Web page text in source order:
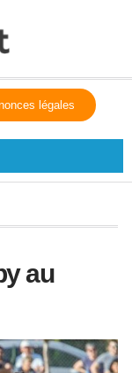
légales
au